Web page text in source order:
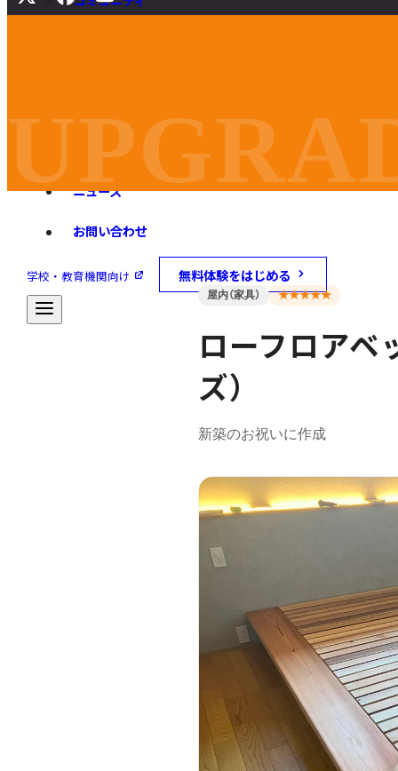
旧バージョンダウンロード
ニュース
お問い合わせ
学校・教育機関向け 無料体験をはじめる
屋内（家具） ★★★★★
ローフロアベ
ズ）
新築のお祝いに作成